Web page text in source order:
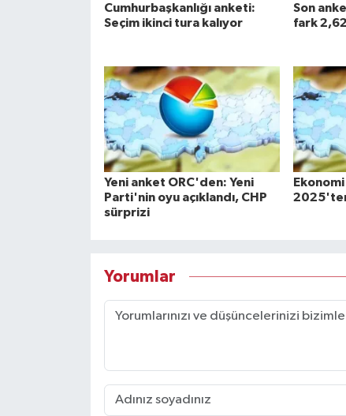
Cumhurbaşkanlığı anketi:
Seçim ikinci tura kalıyor
Son
fark
Yeni anket ORC'den: Yeni
Parti'nin oyu açıklandı, CHP
sürprizi
Yorumlar